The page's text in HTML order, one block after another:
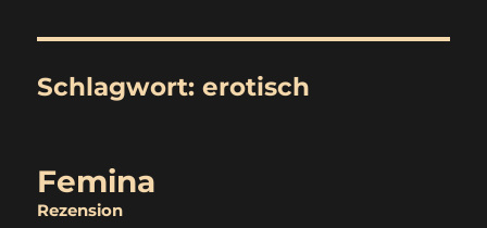
Schlagwort:erotisch
Femina
Rezension